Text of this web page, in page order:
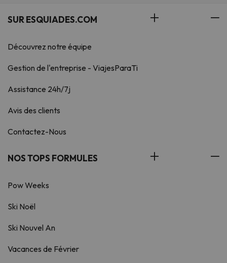
SUR ESQUIADES.COM
Découvrez notre équipe
Gestion de l'entreprise - ViajesParaTi
Assistance 24h/7j
Avis des clients
Contactez-Nous
NOS TOPS FORMULES
Pow Weeks
Ski Noël
Ski Nouvel An
Vacances de Février